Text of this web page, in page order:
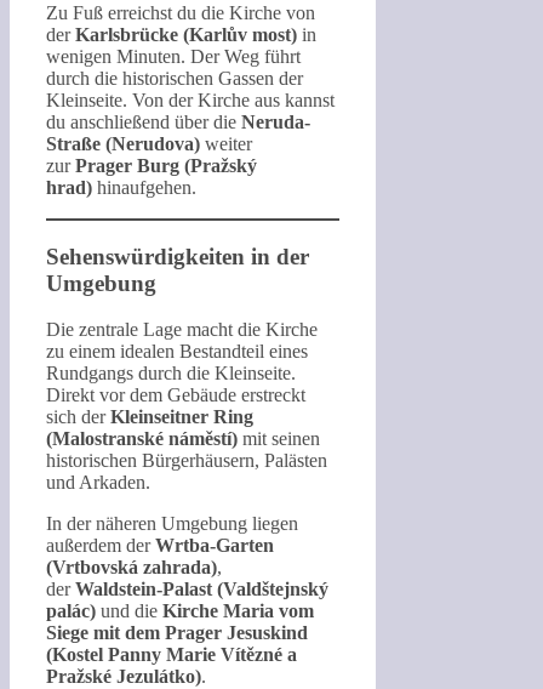
Zu Fuß erreichst du die Kirche von
derKarlsbrücke (Karlův most) in
wenigen Minuten. Der Weg führt
durch die historischen Gassen der
Kleinseite. Von der Kirche aus kannst
du anschließend über die Neruda-
Straße (Nerudova) weiter
zurPrager Burg (Pražský
hrad) hinaufgehen.
Sehenswürdigkeiten in der
Umgebung
Die zentrale Lage macht die Kirche
zu einem idealen Bestandteil eines
Rundgangs durch die Kleinseite.
Direkt vor dem Gebäude erstreckt
sich derKleinseitner Ring
(Malostranské náměstí) mit seinen
historischen Bürgerhäusern, Palästen
und Arkaden.
In der näheren Umgebung liegen
außerdem derWrtba-Garten
(Vrtbovská zahrada),
derWaldstein-Palast (Valdštejnský
palác) und die Kirche Maria vom
Siege mit dem Prager Jesuskind
(Kostel Panny Marie Vítězné a
Pražské Jezulátko).